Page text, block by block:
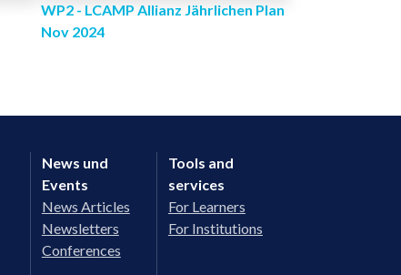
WP2 - LCAMP Allianz Jährlichen Plan
Nov 2024
News und
Events
News Articles
Newsletters
Conferences
Tools and
services
For Learners
For Institutions